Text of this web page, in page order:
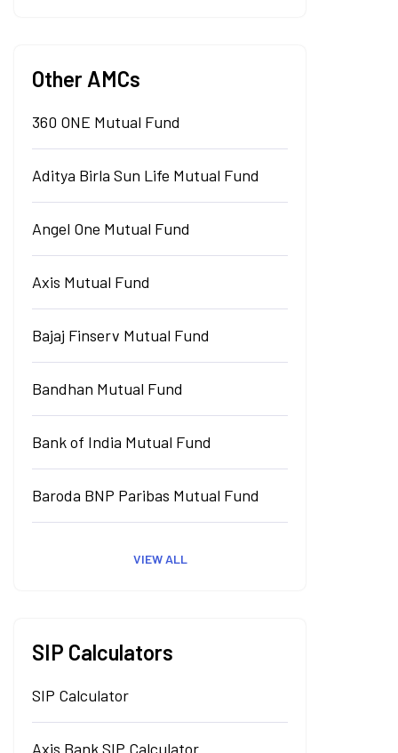
Other AMCs
360 ONE Mutual Fund
Aditya Birla Sun Life Mutual Fund
Angel One Mutual Fund
Axis Mutual Fund
Bajaj Finserv Mutual Fund
Bandhan Mutual Fund
Bank of India Mutual Fund
Baroda BNP Paribas Mutual Fund
VIEW ALL
SIP Calculators
SIP Calculator
Axis Bank SIP Calculator